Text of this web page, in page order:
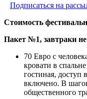
Подписаться на
Стоимость
Пакет №1, завтраки
70 Евро с
кровати в
гостиная, доступ
включено. В
общественного